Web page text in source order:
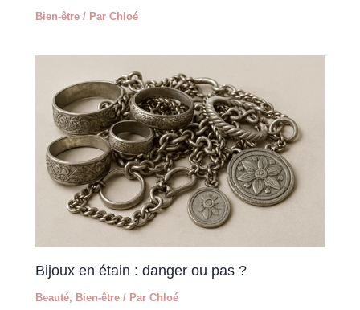
Bien-être / ParChloé
Bijoux en étain : danger ou pas ?
Beauté, Bien-être / ParChloé